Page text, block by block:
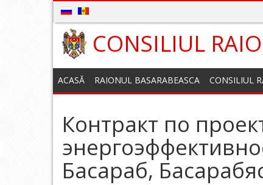
CONSILIUL
ACASĂ RAIONUL BASARABEASCA CONSILIUL
Контракт по
Басараб,